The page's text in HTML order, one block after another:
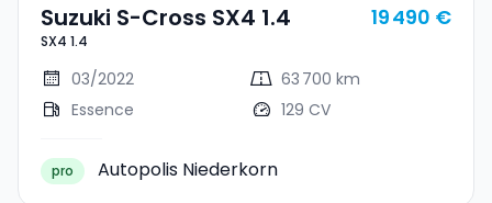
Suzuki S-Cross SX4 1.4
SX4 1.4
19 490 €
03/2022
63 700 km
Essence
129 CV
pro Autopolis Niederkorn